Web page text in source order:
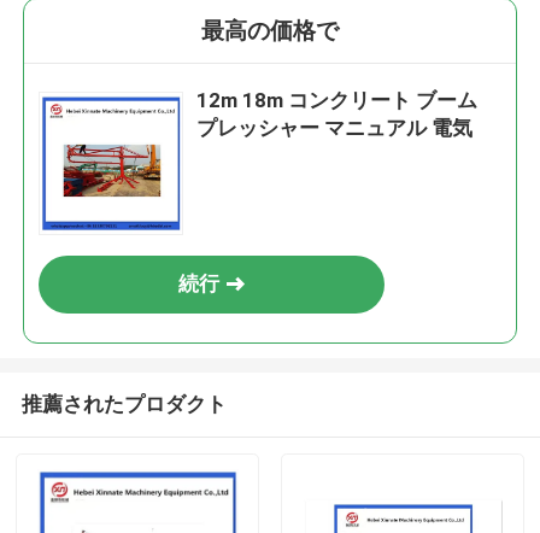
最高の価格で
12m 18m コンクリート ブーム
プレッシャー マニュアル 電気
続行
推薦されたプロダクト